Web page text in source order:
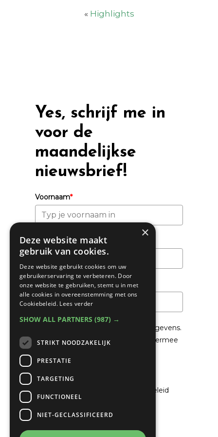
« Highlights
Yes, schrijf me in
voor de
maandelijkse
nieuwsbrief!
Voornaam*
Achternaam
Email*
We gaan voorzichtig om met je gegevens.
Lees in hetPrivacybeleid
hoe we hiermee
Ik ga akkoord met het privacybeleid
×
Deze website maakt
gebruik van cookies.
Deze website gebruikt cookies om uw
gebruikerservaring te verbeteren. Door
onze website te gebruiken, stemt u in met
alle cookies in overeenstemming met ons
Cookiebeleid. Lees verder
SHOW ALL PARTNERS (987) →
STRIKT NOODZAKELIJK
PRESTATIE
TARGETING
FUNCTIONEEL
NIET-GECLASSIFICEERD